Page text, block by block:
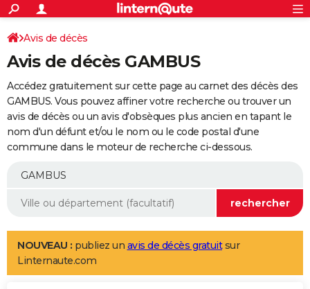
ACTUALITÉS
Politique
Société
Faits Divers
Education
Monde
Villes
+
SPORT
Coupe du monde 2026
Football
Tennis
Cyclisme
Rugby
Forum
Programme TV
TNT
Streaming
Cinéma
Sorties cinéma
Musique
+
FINANCE
Retraite
Epargne
Immobilier
Risques naturels par ville
Banque
Assurance
AUTO
Essais
Réserver un essai
Citadines
Berlines
SUV
Forum auto
+
Mobiles
Meilleur smartphone
Internet
Ordinateurs
Jeux vidéo
Guide high-tech
Aménagement intérieur
LIFESTYLE
Art de vivre
Bien-être
Loisirs
Mode
Modes de vie
Avis de décès
Avis de décès GAMBUS
Accédez gratuitement sur cette page au carnet des décès des
GAMBUS. Vous pouvez affiner votre recherche ou trouver un
avis de décès ou un avis d'obsèques plus ancien en tapant le
nom d'un défunt et/ou le nom ou le code postal d'une
commune dans le moteur de recherche ci-dessous.
NOUVEAU : publiez un avis de décès gratuitsur
Linternaute.com